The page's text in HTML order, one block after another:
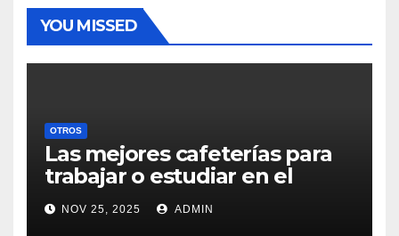
YOU MISSED
OTROS
Las mejores cafeterías para
trabajar o estudiar en el
centro de Vigo
NOV 25, 2025 ADMIN